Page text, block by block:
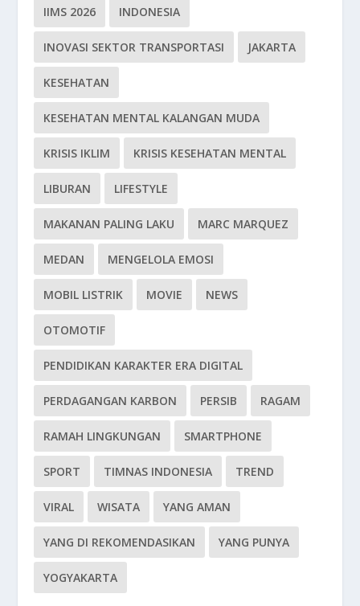
IIMS 2026 INDONESIA
INOVASI SEKTOR TRANSPORTASI JAKARTA
KESEHATAN
KESEHATAN MENTAL KALANGAN MUDA
KRISIS IKLIM KRISIS KESEHATAN MENTAL
LIBURAN LIFESTYLE
MAKANAN PALING LAKU MARC MARQUEZ
MEDAN MENGELOLA EMOSI
MOBIL LISTRIK MOVIE NEWS
OTOMOTIF
PENDIDIKAN KARAKTER ERA DIGITAL
PERDAGANGAN KARBON PERSIB RAGAM
RAMAH LINGKUNGAN SMARTPHONE
SPORT TIMNAS INDONESIA TREND
VIRAL WISATA YANG AMAN
YANG DI REKOMENDASIKAN YANG PUNYA
YOGYAKARTA